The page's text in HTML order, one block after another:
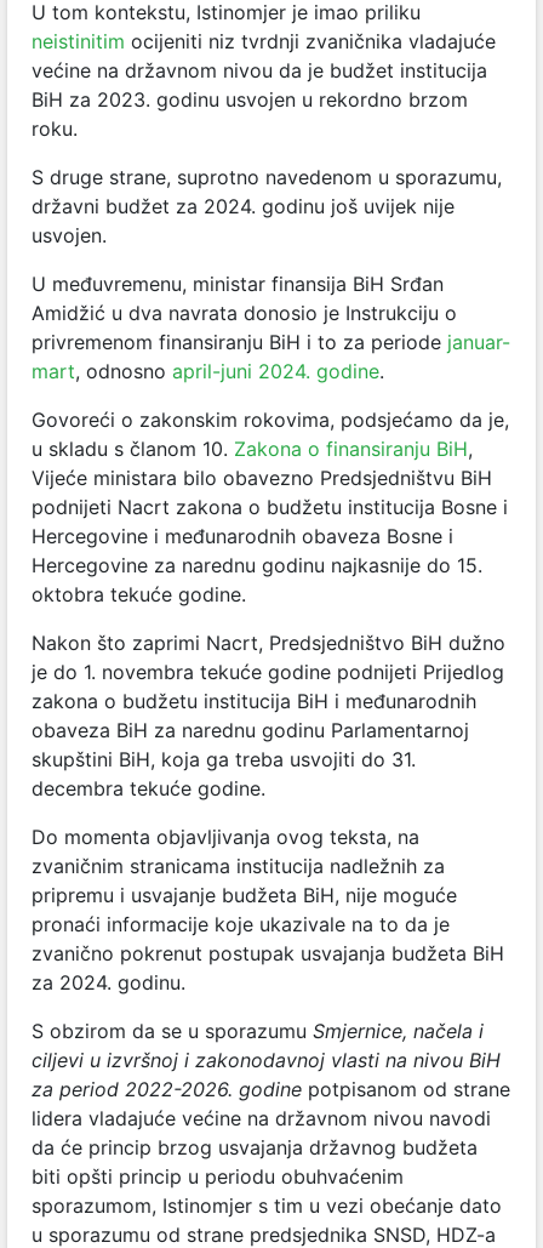
U tom kontekstu, Istinomjer je imao priliku
neistinitim ocijeniti niz tvrdnji zvaničnika vladajuće
većine na državnom nivou da je budžet institucija
BiH za 2023. godinu usvojen u rekordno brzom
roku.
S druge strane, suprotno navedenom u sporazumu,
državni budžet za 2024. godinu još uvijek nije
usvojen.
U međuvremenu, ministar finansija BiH Srđan
Amidžić u dva navrata donosio je Instrukciju o
privremenom finansiranju BiH i to za periode januar-
mart, odnosno april-juni 2024. godine.
Govoreći o zakonskim rokovima, podsjećamo da je,
u skladu s članom 10. Zakona o finansiranju BiH,
Vijeće ministara bilo obavezno Predsjedništvu BiH
podnijeti Nacrt zakona o budžetu institucija Bosne i
Hercegovine i međunarodnih obaveza Bosne i
Hercegovine za narednu godinu najkasnije do 15.
oktobra tekuće godine.
Nakon što zaprimi Nacrt, Predsjedništvo BiH dužno
je do 1. novembra tekuće godine podnijeti Prijedlog
zakona o budžetu institucija BiH i međunarodnih
obaveza BiH za narednu godinu Parlamentarnoj
skupštini BiH, koja ga treba usvojiti do 31.
decembra tekuće godine.
Do momenta objavljivanja ovog teksta, na
zvaničnim stranicama institucija nadležnih za
pripremu i usvajanje budžeta BiH, nije moguće
pronaći informacije koje ukazivale na to da je
zvanično pokrenut postupak usvajanja budžeta BiH
za 2024. godinu.
S obzirom da se u sporazumu Smjernice, načela i
ciljevi u izvršnoj i zakonodavnoj vlasti na nivou BiH
za period 2022-2026. godine potpisanom od strane
lidera vladajuće većine na državnom nivou navodi
da će princip brzog usvajanja državnog budžeta
biti opšti princip u periodu obuhvaćenim
sporazumom, Istinomjer s tim u vezi obećanje dato
u sporazumu od strane predsjednika SNSD, HDZ-a